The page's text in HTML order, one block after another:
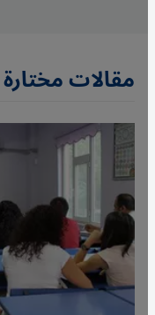
مقالات